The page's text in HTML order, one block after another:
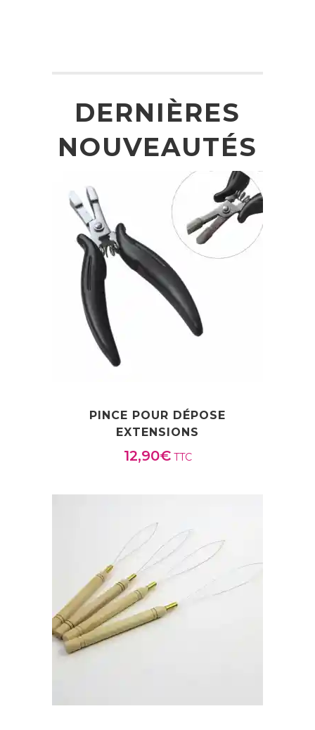
DERNIÈRES
NOUVEAUTÉS
PINCE POUR DÉPOSE
EXTENSIONS
12,90€ TTC